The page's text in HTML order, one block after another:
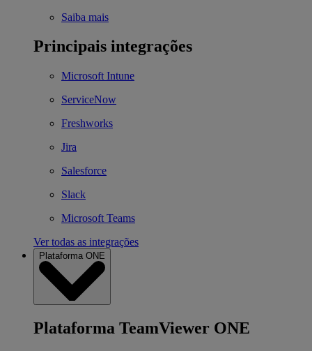
Saiba mais
Principais integrações
Microsoft Intune
ServiceNow
Freshworks
Jira
Salesforce
Slack
Microsoft Teams
Ver todas as integrações
Plataforma ONE
Plataforma TeamViewer ONE